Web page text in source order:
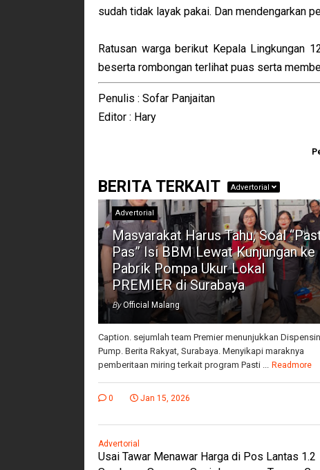
sudah tidak layak pakai. Dan mendengarkan
Ratusan warga berikut Kepala Lingkungan
beserta rombongan terlihat puas serta
Penulis : Sofar Panjaitan
Editor : Hary
BERITA TERKAIT Advertorial
Advertorial
Masyarakat Harus Tahu, Soal
Pas” Isi BBM Lewat Kunjungan ke
Pabrik Pompa Ukur Lokal
PREMIER di Surabaya
By Official Malang
Caption. sejumlah team Premier menunjukkan
Pump. Berita Rakyat, Surabaya. Menyikapi maraknya
pemberitaan miring terkait program Pasti ...
Readmore
0 Jan 15, 2026
Advertorial
Usai Tawar Menawar Harga di Pos Lantas 1.2